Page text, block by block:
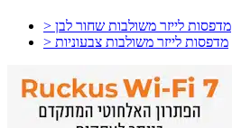
> מדפסות לייזר משולבות שחור לבן
> מדפסות לייזר משולבות צבעוניות